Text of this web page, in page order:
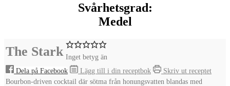
Svårhetsgrad:
Medel
The Stark Inget betyg än
Dela på Facebook
Lägg till i din receptbok
Skriv ut receptet
Bourbon-driven cocktail där sötma från honungsvatten blandas med